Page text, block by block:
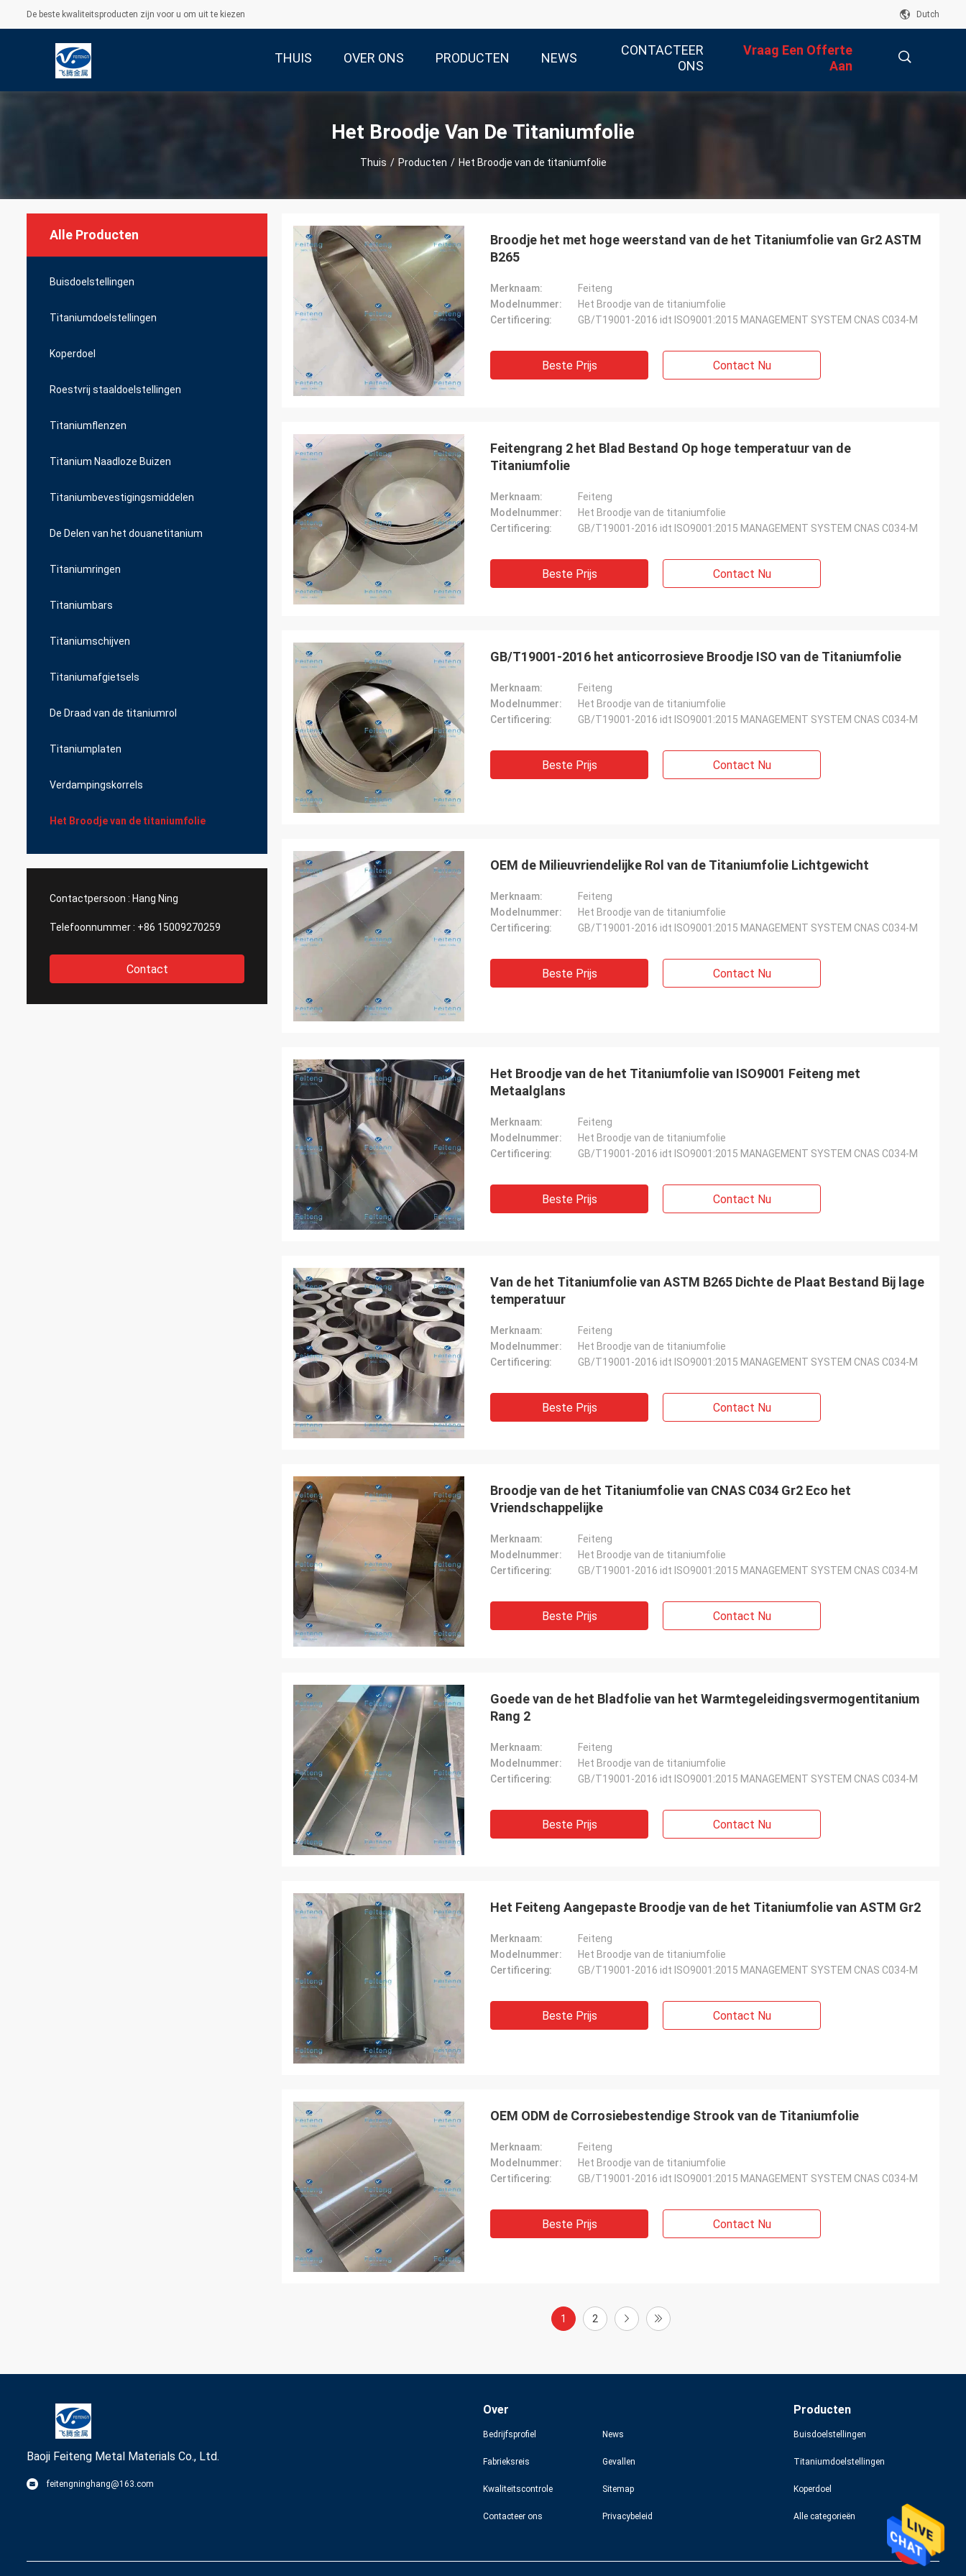
De beste kwaliteitsproducten zijn voor u om uit te kiezen Dutch
THUIS OVER ONS PRODUCTEN NEWS
CONTACTEER
ONS
Vraag Een Offerte
Aan
Het Broodje Van De Titaniumfolie
Thuis / Producten / Het Broodje van de titaniumfolie
Alle Producten
Buisdoelstellingen
Titaniumdoelstellingen
Koperdoel
Roestvrij staaldoelstellingen
Titaniumflenzen
Titanium Naadloze Buizen
Titaniumbevestigingsmiddelen
De Delen van het douanetitanium
Titaniumringen
Titaniumbars
Titaniumschijven
Titaniumafgietsels
De Draad van de titaniumrol
Titaniumplaten
Verdampingskorrels
Het Broodje van de titaniumfolie
Contactpersoon : Hang Ning
Telefoonnummer : +86 15009270259
Contact
Broodje het met hoge weerstand van de het Titaniumfolie van Gr2 ASTM
B265
Merknaam:
Feiteng
Modelnummer:
Het Broodje van de titaniumfolie
Certificering:
GB/T19001-2016 idt ISO9001:2015 MANAGEMENT SYSTEM CNAS C034-M
Beste Prijs Contact Nu
Feitengrang 2 het Blad Bestand Op hoge temperatuur van de
Titaniumfolie
Merknaam:
Feiteng
Modelnummer:
Het Broodje van de titaniumfolie
Certificering:
GB/T19001-2016 idt ISO9001:2015 MANAGEMENT SYSTEM CNAS C034-M
Beste Prijs Contact Nu
GB/T19001-2016 het anticorrosieve Broodje ISO van de Titaniumfolie
Merknaam:
Feiteng
Modelnummer:
Het Broodje van de titaniumfolie
Certificering:
GB/T19001-2016 idt ISO9001:2015 MANAGEMENT SYSTEM CNAS C034-M
Beste Prijs Contact Nu
OEM de Milieuvriendelijke Rol van de Titaniumfolie Lichtgewicht
Merknaam:
Feiteng
Modelnummer:
Het Broodje van de titaniumfolie
Certificering:
GB/T19001-2016 idt ISO9001:2015 MANAGEMENT SYSTEM CNAS C034-M
Beste Prijs Contact Nu
Het Broodje van de het Titaniumfolie van ISO9001 Feiteng met
Metaalglans
Merknaam:
Feiteng
Modelnummer:
Het Broodje van de titaniumfolie
Certificering:
GB/T19001-2016 idt ISO9001:2015 MANAGEMENT SYSTEM CNAS C034-M
Beste Prijs Contact Nu
Van de het Titaniumfolie van ASTM B265 Dichte de Plaat Bestand Bij lage
temperatuur
Merknaam:
Feiteng
Modelnummer:
Het Broodje van de titaniumfolie
Certificering:
GB/T19001-2016 idt ISO9001:2015 MANAGEMENT SYSTEM CNAS C034-M
Beste Prijs Contact Nu
Broodje van de het Titaniumfolie van CNAS C034 Gr2 Eco het
Vriendschappelijke
Merknaam:
Feiteng
Modelnummer:
Het Broodje van de titaniumfolie
Certificering:
GB/T19001-2016 idt ISO9001:2015 MANAGEMENT SYSTEM CNAS C034-M
Beste Prijs Contact Nu
Goede van de het Bladfolie van het Warmtegeleidingsvermogentitanium
Rang 2
Merknaam:
Feiteng
Modelnummer:
Het Broodje van de titaniumfolie
Certificering:
GB/T19001-2016 idt ISO9001:2015 MANAGEMENT SYSTEM CNAS C034-M
Beste Prijs Contact Nu
Het Feiteng Aangepaste Broodje van de het Titaniumfolie van ASTM Gr2
Merknaam:
Feiteng
Modelnummer:
Het Broodje van de titaniumfolie
Certificering:
GB/T19001-2016 idt ISO9001:2015 MANAGEMENT SYSTEM CNAS C034-M
Beste Prijs Contact Nu
OEM ODM de Corrosiebestendige Strook van de Titaniumfolie
Merknaam:
Feiteng
Modelnummer:
Het Broodje van de titaniumfolie
Certificering:
GB/T19001-2016 idt ISO9001:2015 MANAGEMENT SYSTEM CNAS C034-M
Beste Prijs Contact Nu
1 2
Baoji Feiteng Metal Materials Co., Ltd.
feitengninghang@163.com
Over
Bedrijfsprofiel
Fabrieksreis
Kwaliteitscontrole
Contacteer ons
News
Gevallen
Sitemap
Privacybeleid
Producten
Buisdoelstellingen
Titaniumdoelstellingen
Koperdoel
Alle categorieën